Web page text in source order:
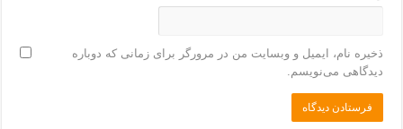
ذخیره نام، ایمیل و وبسایت من در مرورگر برای زمانی که دوباره
دیدگاهی می‌نویسم.